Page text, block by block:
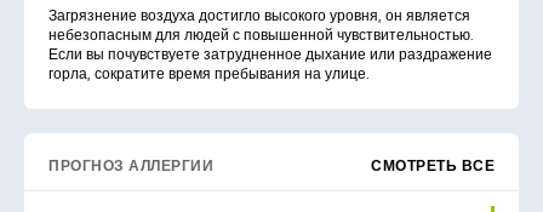
Загрязнение воздуха достигло высокого уровня, он является
небезопасным для людей с повышенной чувствительностью.
Если вы почувствуете затрудненное дыхание или раздражение
горла, сократите время пребывания на улице.
ПРОГНОЗ АЛЛЕРГИИ СМОТРЕТЬ ВСЕ